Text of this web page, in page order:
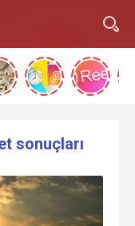
sonuçları